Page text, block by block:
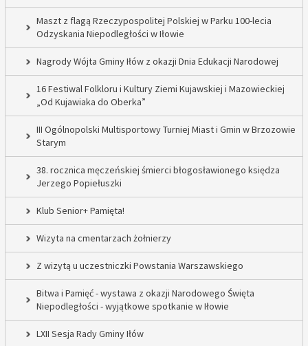
Maszt z flagą Rzeczypospolitej Polskiej w Parku 100-lecia
Odzyskania Niepodległości w Iłowie
Nagrody Wójta Gminy Iłów z okazji Dnia Edukacji Narodowej
16 Festiwal Folkloru i Kultury Ziemi Kujawskiej i Mazowieckiej
„Od Kujawiaka do Oberka”
III Ogólnopolski Multisportowy Turniej Miast i Gmin w Brzozowie
Starym
38. rocznica męczeńskiej śmierci błogosławionego księdza
Jerzego Popiełuszki
Klub Senior+ Pamięta!
Wizyta na cmentarzach żołnierzy
Z wizytą u uczestniczki Powstania Warszawskiego
Bitwa i Pamięć - wystawa z okazji Narodowego Święta
Niepodległości - wyjątkowe spotkanie w Iłowie
LXII Sesja Rady Gminy Iłów